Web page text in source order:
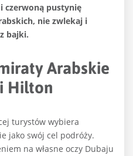
czerwoną pustynię
nie zwlekaj i
bajki.
Arabskie
Hilton
turystów wybiera
jako swój cel podróży.
na własne oczy Dubaju